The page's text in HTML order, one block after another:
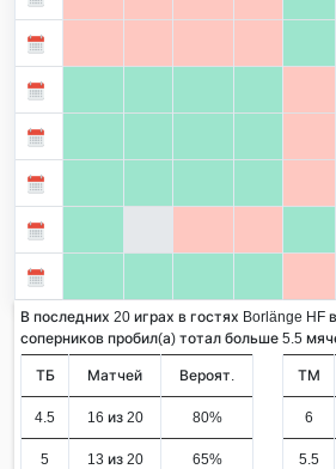
В последних 20 играх в гостях Borlänge HF
соперников пробил(а) тотал больше 5.5
ТБ Матчей Вероят.
4.5 16 из 20 80%
5 13 из 20 65%
ТМ
6
5.5